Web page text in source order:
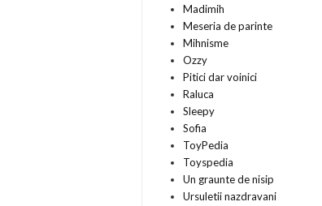
Madimih
Meseria de parinte
Mihnisme
Ozzy
Pitici dar voinici
Raluca
Sleepy
Sofia
ToyPedia
Toyspedia
Un graunte de nisip
Ursuletii nazdravani